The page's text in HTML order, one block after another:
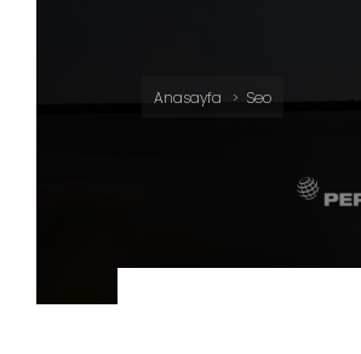
Anasayfa Seo